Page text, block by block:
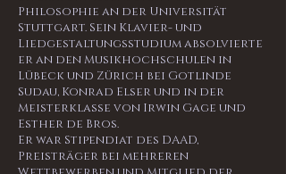
Philosophie an der Universität
Stuttgart. Sein Klavier- und
Liedgestaltungsstudium absolvierte
er an den Musikhochschulen in
Lübeck und Zürich bei Gotlinde
Sudau, Konrad Elser und in der
Meisterklasse von Irwin Gage und
Esther de Bros.
Er war Stipendiat des DAAD,
Preisträger bei mehreren